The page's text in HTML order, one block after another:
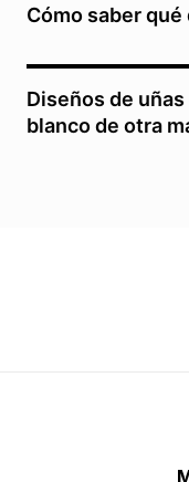
Cómo saber
Diseños de
blanco de otra